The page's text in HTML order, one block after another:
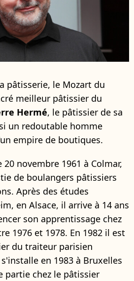
pâtisserie, le Mozart du
meilleur pâtissier du
Hermé, le pâtissier de sa
un redoutable homme
empire de boutiques.
novembre 1961 à Colmar,
de boulangers pâtissiers
Après des études
en Alsace, il arrive à 14 ans
son apprentissage chez
1976 et 1978. En 1982 il est
du traiteur parisien
en 1983 à Bruxelles
partie chez le pâtissier